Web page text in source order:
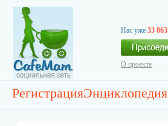
Нас уже 33 863
О проекте
РегистрацияЭнциклопедия